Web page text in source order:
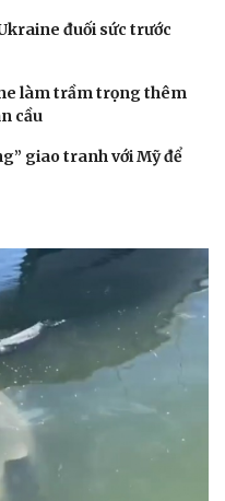
đuối sức trước
làm trầm trọng thêm
cầu
giao tranh với Mỹ để